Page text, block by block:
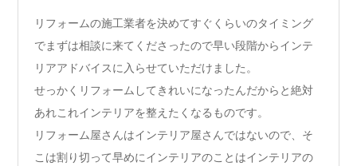
リフォームの施工業者を決めてすぐくらいのタイミング
でまずは相談に来てくださったので早い段階からインテ
リアアドバイスに入らせていただけました。
せっかくリフォームしてきれいになったんだからと絶対
あれこれインテリアを整えたくなるものです。
リフォーム屋さんはインテリア屋さんではないので、そ
こは割り切って早めにインテリアのことはインテリアの